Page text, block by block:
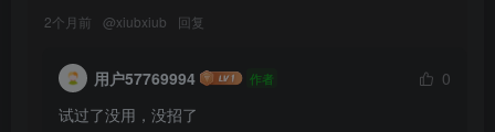
2个月前 @xiubxiub 回复
用户57769994 作者
0
试过了没用，没招了